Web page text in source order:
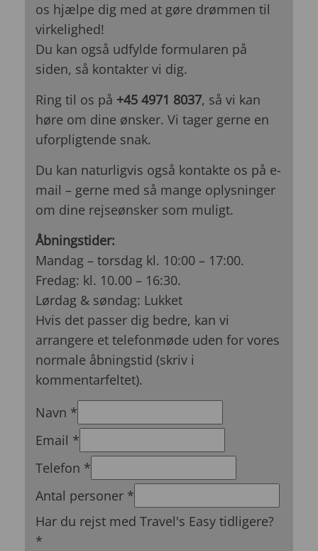
os hjælpe dig med at gøre drømmen til
virkelighed!
Du kan også udfylde formularen på
siden, så kontakter vi dig.
Ring til os på +45 4971 8037, så vi kan
høre om dine ønsker. Vi tager gerne en
uforpligtende snak.
Du kan naturligvis også kontakte os på e-
mail – gerne med så mange oplysninger
om dine rejseønsker som muligt.
Åbningstider:
Mandag – torsdag kl. 10:00 – 17:00.
Fredag: kl. 10.00 – 16:30.
Lørdag & søndag: Lukket
Hvis det passer dig bedre, kan vi
arrangere et telefonmøde uden for vores
normale åbningstid (skriv i
kommentarfeltet).
tidligere?
personer
*
Navn *
Email *
Telefon *
Antal personer *
Har du rejst med Travel's Easy tidligere?
*